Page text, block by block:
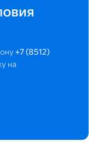
+7 (8512)
на